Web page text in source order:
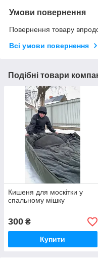
Умови повернення
Повернення товару
Всі умови повернення
Подібні товари
Кишеня для москітки у
спальному мішку
300 ₴
Купити